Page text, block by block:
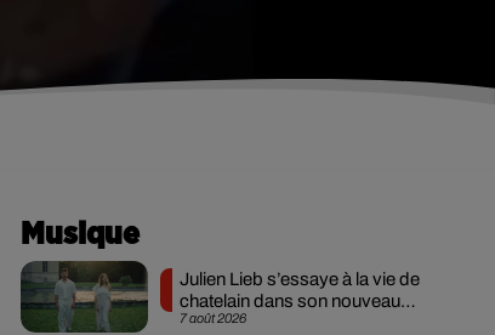
Musique
7 août 2026
Julien Lieb s’essaye à la vie de
chatelain dans son nouveau
clip